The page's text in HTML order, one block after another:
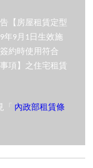
【房屋租賃定型
年9月1日生效施
約時使用符合
項】之住宅租賃
「 內政部租賃條